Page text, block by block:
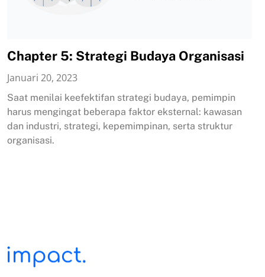
Chapter 5: Strategi Budaya Organisasi
Januari 20, 2023
Saat menilai keefektifan strategi budaya, pemimpin
harus mengingat beberapa faktor eksternal: kawasan
dan industri, strategi, kepemimpinan, serta struktur
organisasi.